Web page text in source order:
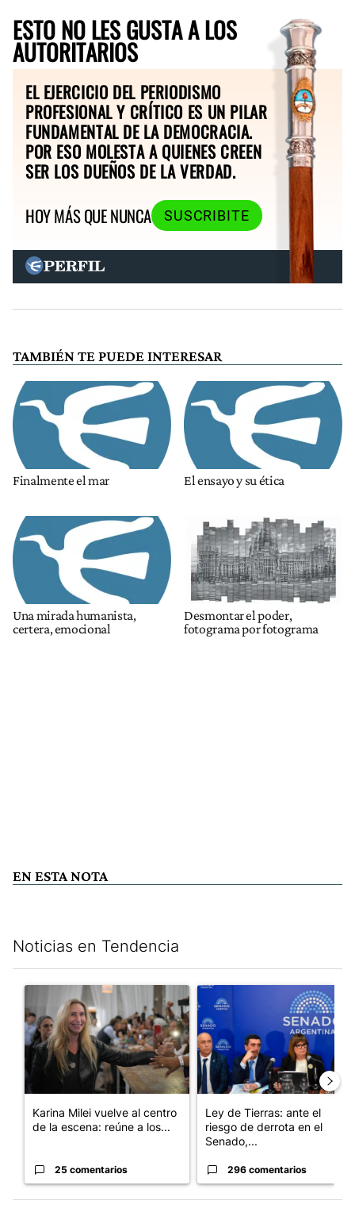
ESTO NO LES GUSTA A LOS
AUTORITARIOS
EL EJERCICIO DEL PERIODISMO
PROFESIONAL Y CRÍTICO ES UN PILAR
FUNDAMENTAL DE LA DEMOCRACIA.
POR ESO MOLESTA A QUIENES CREEN
SER LOS DUEÑOS DE LA VERDAD.
HOY MÁS QUE NUNCA
SUSCRIBITE
TAMBIÉN TE PUEDE INTERESAR
Finalmente el mar El ensayo y su ética
Una mirada humanista,
certera, emocional
Desmontar el poder,
fotograma por fotograma
EN ESTA NOTA
Noticias en Tendencia
Un artículo de tendencia con el título "Karina Milei vuelve al
Karina Milei vuelve al centro
de la escena: reúne a los...
25 comentarios
Un artículo de tendencia con
Ley de Tierras: ante el
riesgo de derrota en el
Senado,...
296 comentarios